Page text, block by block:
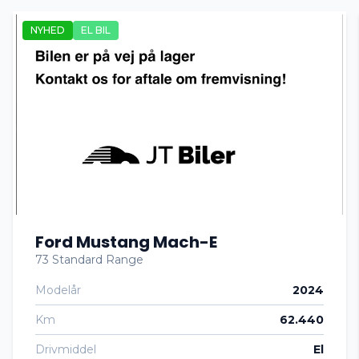
Auto nedblændelig bakspejl
Auto. start/stop
Automatisk lys
Automatisk nødbremse
Bakkamera
NYHED EL BIL
Ford Mustang Mach-E
73 Standard Range
Modelår 2024
Km 62.440
Drivmiddel El